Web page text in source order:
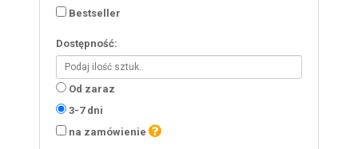
Bestseller
Dostępność:
Od zaraz
3-7 dni
na zamówienie